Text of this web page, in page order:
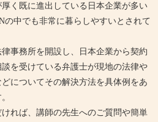
く既に進出している日本企業が多い
の中でも非常に暮らしやすいとされて
事務所を開設し、日本企業から契約
を受けている弁護士が現地の法律や
についてその解決方法を具体例をあ
れば、講師の先生へのご質問や簡単